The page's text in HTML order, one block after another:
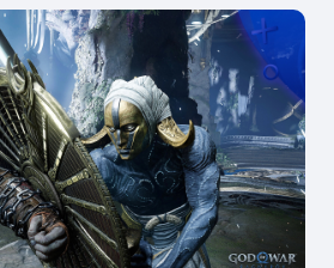
Yharnam. […]